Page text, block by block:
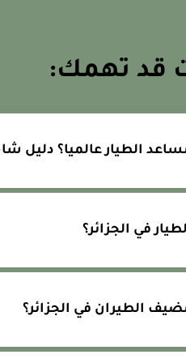
قد تهمك:
الطيار عالميا؟ دليل
في الجزائر؟
الطيران في الجزائر؟